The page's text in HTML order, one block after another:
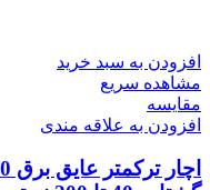
افزودن به سبد خرید
مشاهده سریع
مقایسه
افزودن به علاقه مندی